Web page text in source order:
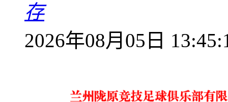
存
2026年08月05日